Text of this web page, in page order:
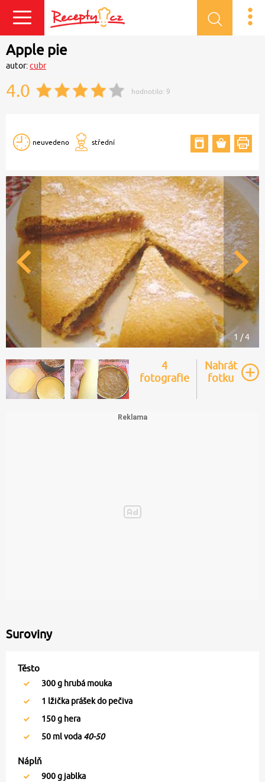
Přihlásit se
Apple pie
autor:cubr
4.0 hodnotilo: 9
neuvedeno střední
1 / 4
4
fotografie
Nahrát
fotku
Suroviny
Těsto
300g hrubá mouka
1 lžička prášek do pečiva
150g hera
50 ml voda 40-50
Náplň
900g jablka